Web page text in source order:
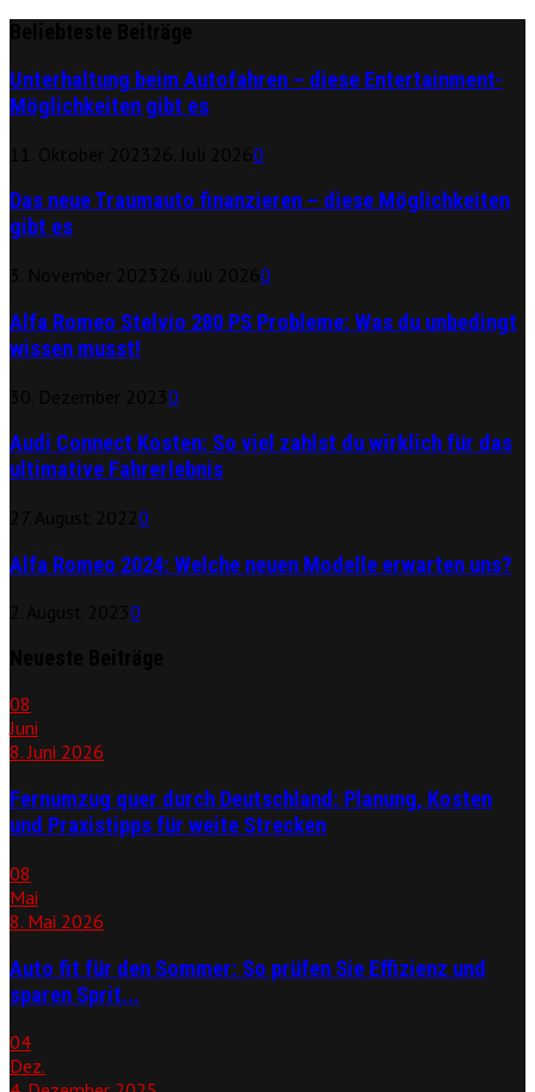
Unterhaltung beim Autofahren – diese Entertainment-
Möglichkeiten gibt es
0
Das neue Traumauto finanzieren – diese Möglichkeiten
gibt es
0
Alfa Romeo Stelvio 280 PS Probleme: Was du unbedingt
wissen musst!
0
Audi Connect Kosten: So viel zahlst du wirklich für das
ultimative Fahrerlebnis
0
Alfa Romeo 2024: Welche neuen Modelle erwarten uns?
0
08
Juni
8. Juni 2026
Fernumzug quer durch Deutschland: Planung, Kosten
und Praxistipps für weite Strecken
08
Mai
8. Mai 2026
Auto fit für den Sommer: So prüfen Sie Effizienz und
sparen Sprit...
04
Dez.